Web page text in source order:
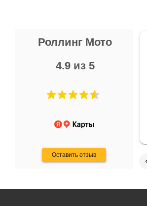
Роллинг Мото
4.9 из 5
Оставить отзыв
Не понравились условия
и дают только на год)